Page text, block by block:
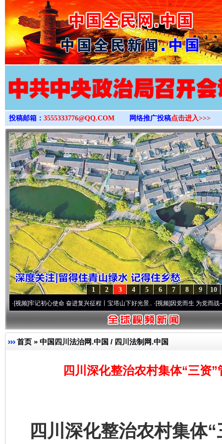
>
投稿邮箱： 3555333776@QQ.COM 网络推广投稿点击进入>>>
10
9
8
7
6
5
4
3
2
1
初心使命 奋进复兴征程丨宝塔山下好光景..·[视频]因党而生 为党而战——百年“纪”
首页 » 中国四川法治网.中国 / 四川法制网.中国
四川深化整治农村集体“三资
四川深化整治农村集体